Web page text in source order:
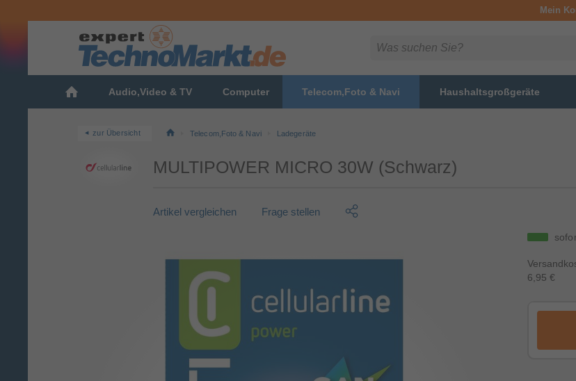
Mein
Audio,Video & TV Computer Telecom,Foto & Navi Haushaltsgroßgeräte
zur Übersicht Telecom,Foto & Navi Ladegeräte
MULTIPOWER MICRO 30W (Schwarz)
Artikel vergleichen Frage stellen
6,95 €